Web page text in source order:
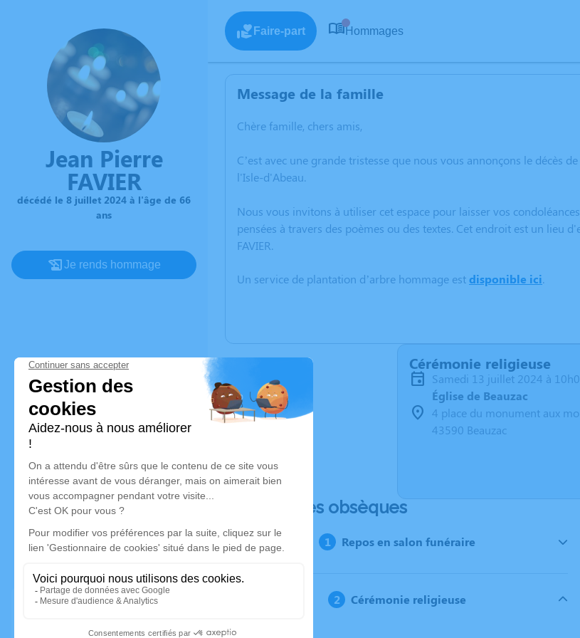
Jean Pierre
FAVIER
décédé le 8 juillet 2024 à l'âge de 66
ans
Je rends hommage
Faire-part Hommages
Message de la famille
Chère famille, chers amis,
C’est avec une grande tristesse que nous vous annonçons le décès
l'Isle-d'Abeau.
Nous vous invitons à utiliser cet espace pour laisser vos
pensées à travers des poèmes ou des textes. Cet endroit est un lieu
FAVIER.
Un service de plantation d’arbre hommage estdisponible ici.
Cérémonie religieuse
samedi 13 juillet 2024 à
Église de Beauzac
4 place du monument aux
43590 Beauzac
Déroulé des obsèques
Repos en salon funéraire
Cérémonie religieuse